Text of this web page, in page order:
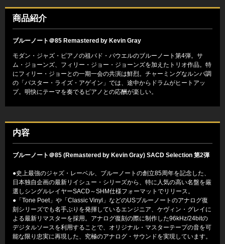
商品紹介
ブルーノート＠85 Remastered by Kevin Gray
モダン・ジャズ・ピアノの祖バド・パウエルのブルーノート第4弾。サ
ム・ジョーンズ、フィリー・ジョー・ジョーンズを加えたトリオ作品。特
にフィリー・ジョーとの一期一会の共演は鮮烈。チャーミングなルンバ調
の「バスター・ライズ・アゲイン」では、途中からドラムがヒートアッ
プ。明快にテーマを奏でるピアノとの応酬が楽しい。
内容
ブルーノート＠85 (Remastered by Kevin Gray) SACD Selection 第2弾
●史上最強のジャズ・レーベル、ブルーノートの創立85周年を記念した、
日本独自企画の最新リイシュー・シリーズから、特に人気の高い名盤を厳
選しシングルレイヤーSACD～SHM仕様フォーマットでリリース。
●「Tone Poet」や「Classic Vinyl」などのUSブルーノートのアナログ復
刻シリーズでも名手ぶりを発揮しているエンジニア、ケヴィン・グレイに
よる最新リマスターを採用。アナログ復刻の際に制作した96kHz/24bitの
デジタルソースを利用することで、オリジナル・マスターテープの音を可
能な限り忠実に再現した、究極のアナログ・サウンドを実現しています。